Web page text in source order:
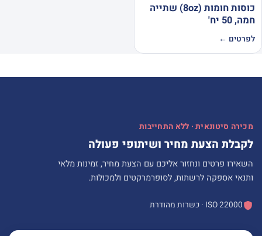
כוסות חומות (8oz) שתייה
חמה, 50 יח'
לפרטים ←
מכירה סיטונאית · ללא התחייבות
לקבלת הצעת מחיר ושיתופי פעולה
השאירו פרטים ונחזור אליכם עם הצעת מחיר, זמינות מלאי
ותנאי אספקה לרשתות, לסופרמרקטים ולמכולות.
ISO 22000 · כשרות מהודרת